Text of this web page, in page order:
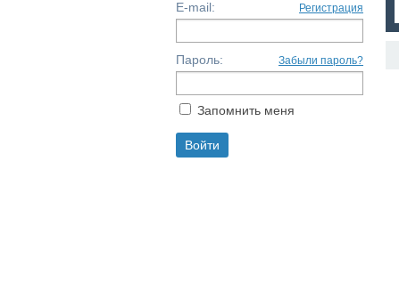
E-mail: Регистрация
Пароль: Забыли пароль?
Запомнить меня